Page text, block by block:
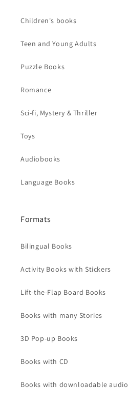
Children's books
Teen and Young Adults
Puzzle Books
Romance
Sci-fi, Mystery & Thriller
Toys
Audiobooks
Language Books
Formats
Bilingual Books
Activity Books with Stickers
Lift-the-Flap Board Books
Books with many Stories
3D Pop-up Books
Books with CD
Books with downloadable audio